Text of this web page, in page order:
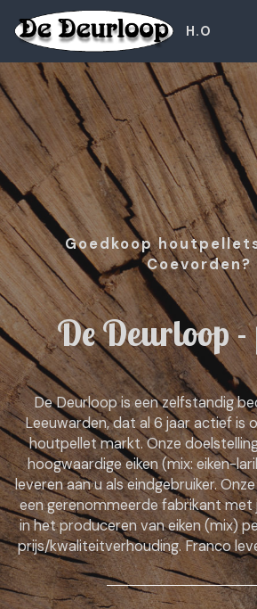
H.O
Goedkoop
Coevorden?
De Deurloop -
De Deurloop is een zelfstandig
Leeuwarden, dat al 6 jaar actief is
houtpellet markt. Onze
hoogwaardige eiken (mix: eiken-
leveren aan u als eindgebruiker.
een gerenommeerde fabrikant met
in het produceren van eiken (mix)
prijs/kwaliteitverhouding. Franco